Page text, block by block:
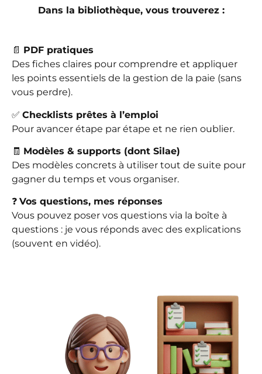
Dans la bibliothèque, vous trouverez :
📄 PDF pratiques
Des fiches claires pour comprendre et appliquer
les points essentiels de la gestion de la paie (sans
vous perdre).
✅ Checklists prêtes à l’emploi
Pour avancer étape par étape et ne rien oublier.
🧾 Modèles & supports (dont Silae)
Des modèles concrets à utiliser tout de suite pour
gagner du temps et vous organiser.
❓ Vos questions, mes réponses
Vous pouvez poser vos questions via la boîte à
questions : je vous réponds avec des explications
(souvent en vidéo).